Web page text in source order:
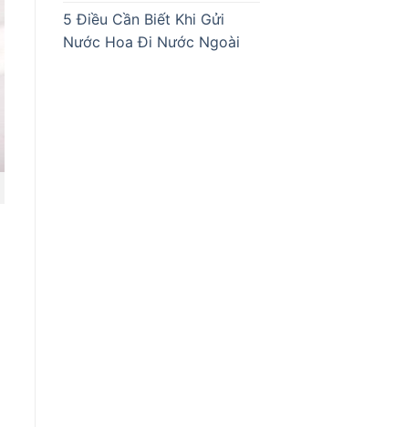
5 Điều Cần Biết Khi Gửi
Nước Hoa Đi Nước Ngoài